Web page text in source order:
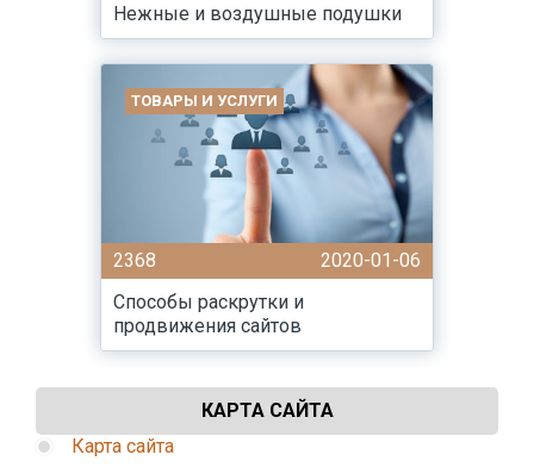
Нежные и воздушные подушки
ТОВАРЫ И УСЛУГИ
2368
2020-01-06
Способы раскрутки и
продвижения сайтов
КАРТА САЙТА
Карта сайта